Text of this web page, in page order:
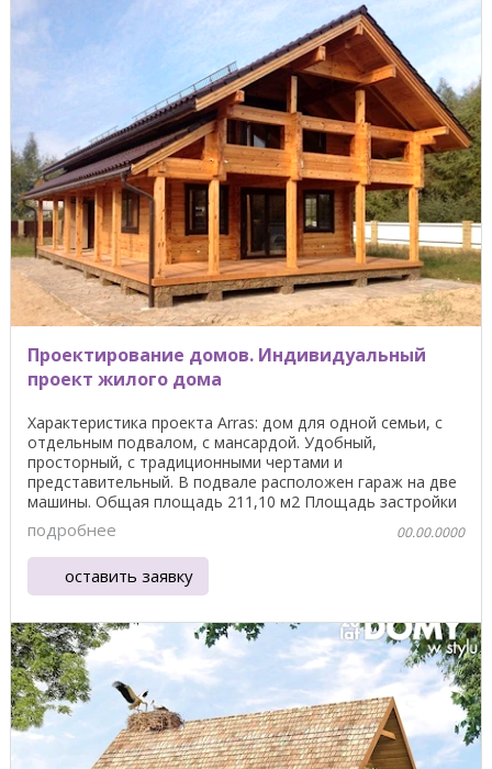
Проектирование домов. Индивидуальный
проект жилого дома
Характеристика проекта Arras: дом для одной семьи, с
отдельным подвалом, с мансардой. Удобный,
просторный, с традиционными чертами и
представительный. В подвале расположен гараж на две
машины. Общая площадь 211,10 м2 Площадь застройки
174,70 м2 ...
подробнее 00.00.0000
оставить заявку